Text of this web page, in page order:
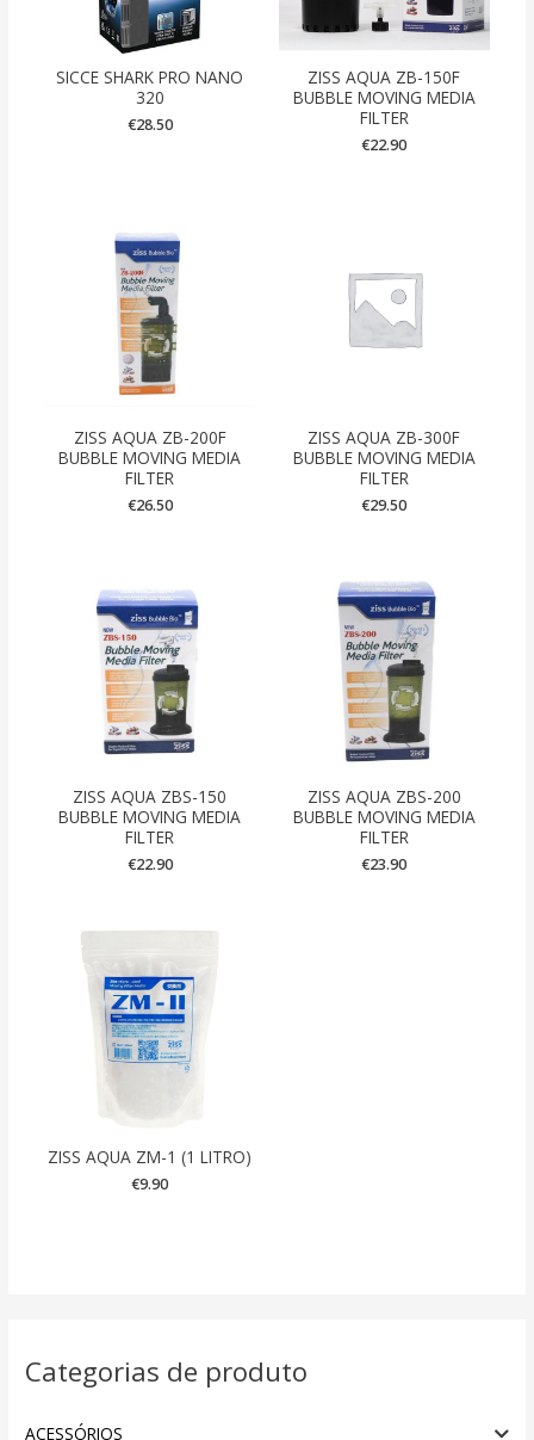
Categorias de produto
ACESSÓRIOS
SICCE SHARK PRO NANO
320
€28.50
ZISS AQUA ZB-150F
BUBBLE MOVING MEDIA
FILTER
€22.90
ZISS AQUA ZB-200F
BUBBLE MOVING MEDIA
FILTER
€26.50
ZISS AQUA ZB-300F
BUBBLE MOVING MEDIA
FILTER
€29.50
ZISS AQUA ZBS-150
BUBBLE MOVING MEDIA
FILTER
€22.90
ZISS AQUA ZBS-200
BUBBLE MOVING MEDIA
FILTER
€23.90
ZISS AQUA ZM-1 (1 LITRO)
€9.90